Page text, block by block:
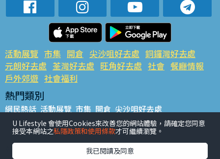
活動展覽 市集 開倉 尖沙咀好去處 銅鑼灣好去處
元朗好去處 荃灣好去處 旺角好去處 社會 餐廳情報
戶外郊遊 社會福利
熱門類別
網民熱話 活動展覽 市集 開倉 尖沙咀好去處
銅鑼灣好去處 元朗好去處 荃灣好去處 旺角好去處 社會
餐廳情報 戶外郊遊
熱門標籤
U Lifestyle 會使用Cookies來改善您的網站體驗，請確定您同意
接受本網站之私隱政策和使用條款才可繼續瀏覽。
我已閱讀及同意